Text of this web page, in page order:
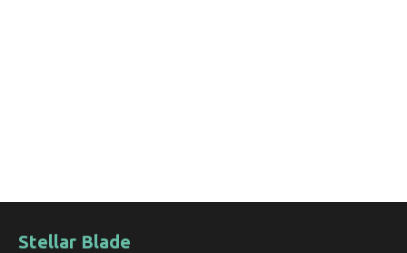
Stellar Blade